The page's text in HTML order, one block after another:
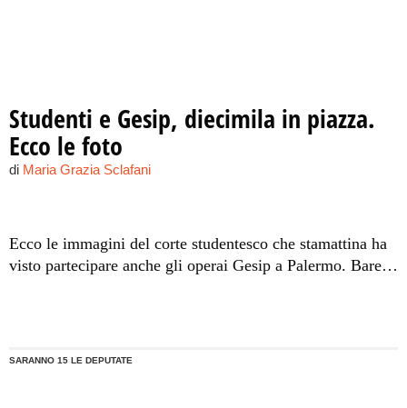
Studenti e Gesip, diecimila in piazza.
Ecco le foto
di Maria Grazia Sclafani
Ecco le immagini del corte studentesco che stamattina ha
visto partecipare anche gli operai Gesip a Palermo. Bare
Migliaia i giovani che ne hanno preso parte.
SARANNO 15 LE DEPUTATE